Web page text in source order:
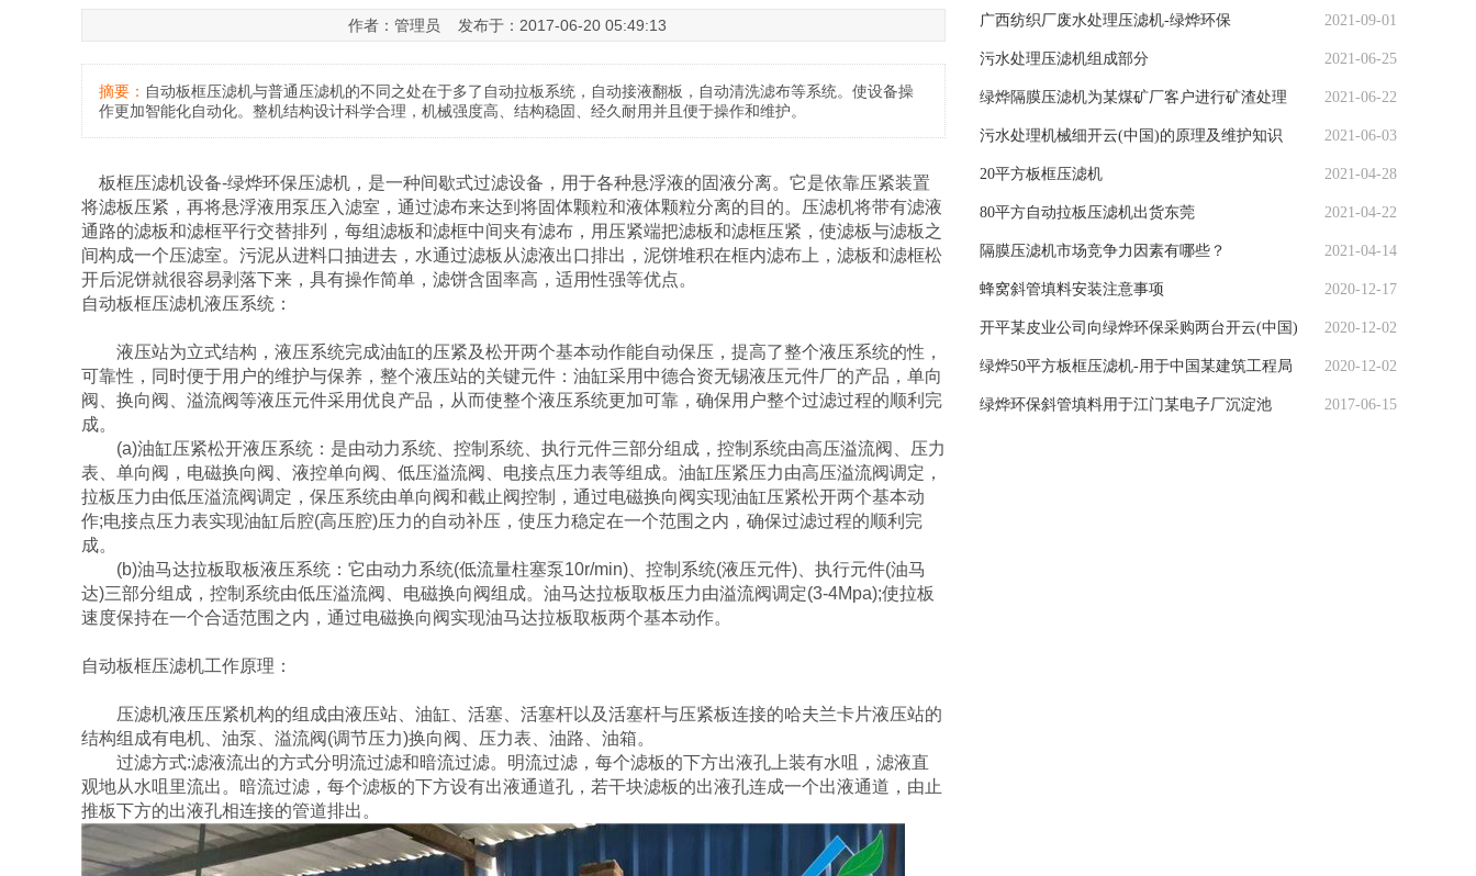
广西纺织厂废水处理压滤机-绿烨环保 2021-09-01
污水处理压滤机组成部分 2021-06-25
绿烨隔膜压滤机为某煤矿厂客户进行矿渣处理 2021-06-22
污水处理机械细开云(中国)的原理及维护知识 2021-06-03
20平方板框压滤机 2021-04-28
80平方自动拉板压滤机出货东莞 2021-04-22
隔膜压滤机市场竞争力因素有哪些？ 2021-04-14
蜂窝斜管填料安装注意事项 2020-12-17
开平某皮业公司向绿烨环保采购两台开云(中国) 2020-12-02
绿烨50平方板框压滤机-用于中国某建筑工程局 2020-12-02
绿烨环保斜管填料用于江门某电子厂沉淀池 2017-06-15
作者：管理员 发布于：2017-06-20 05:49:13
摘要： 自动板框压滤机与普通压滤机的不同之处在于多了自动拉板系统，自动接液翻板，自动清洗滤布等系统。使设备操
作更加智能化自动化。整机结构设计科学合理，机械强度高、结构稳固、经久耐用并且便于操作和维护。
板框压滤机设备-绿烨环保压滤机，是一种间歇式过滤设备，用于各种悬浮液的固液分离。它是依靠压紧装置
将滤板压紧，再将悬浮液用泵压入滤室，通过滤布来达到将固体颗粒和液体颗粒分离的目的。压滤机将带有滤液
通路的滤板和滤框平行交替排列，每组滤板和滤框中间夹有滤布，用压紧端把滤板和滤框压紧，使滤板与滤板之
间构成一个压滤室。污泥从进料口抽进去，水通过滤板从滤液出口排出，泥饼堆积在框内滤布上，滤板和滤框松
开后泥饼就很容易剥落下来，具有操作简单，滤饼含固率高，适用性强等优点。
自动板框压滤机液压系统：
液压站为立式结构，液压系统完成油缸的压紧及松开两个基本动作能自动保压，提高了整个液压系统的性，
可靠性，同时便于用户的维护与保养，整个液压站的关键元件：油缸采用中德合资无锡液压元件厂的产品，单向
阀、换向阀、溢流阀等液压元件采用优良产品，从而使整个液压系统更加可靠，确保用户整个过滤过程的顺利完
成。
(a)油缸压紧松开液压系统：是由动力系统、控制系统、执行元件三部分组成，控制系统由高压溢流阀、压力
表、单向阀，电磁换向阀、液控单向阀、低压溢流阀、电接点压力表等组成。油缸压紧压力由高压溢流阀调定，
拉板压力由低压溢流阀调定，保压系统由单向阀和截止阀控制，通过电磁换向阀实现油缸压紧松开两个基本动
作;电接点压力表实现油缸后腔(高压腔)压力的自动补压，使压力稳定在一个范围之内，确保过滤过程的顺利完
成。
(b)油马达拉板取板液压系统：它由动力系统(低流量柱塞泵10r/min)、控制系统(液压元件)、执行元件(油马
达)三部分组成，控制系统由低压溢流阀、电磁换向阀组成。油马达拉板取板压力由溢流阀调定(3-4Mpa);使拉板
速度保持在一个合适范围之内，通过电磁换向阀实现油马达拉板取板两个基本动作。
自动板框压滤机工作原理：
压滤机液压压紧机构的组成由液压站、油缸、活塞、活塞杆以及活塞杆与压紧板连接的哈夫兰卡片液压站的
结构组成有电机、油泵、溢流阀(调节压力)换向阀、压力表、油路、油箱。
过滤方式:滤液流出的方式分明流过滤和暗流过滤。明流过滤，每个滤板的下方出液孔上装有水咀，滤液直
观地从水咀里流出。暗流过滤，每个滤板的下方设有出液通道孔，若干块滤板的出液孔连成一个出液通道，由止
推板下方的出液孔相连接的管道排出。